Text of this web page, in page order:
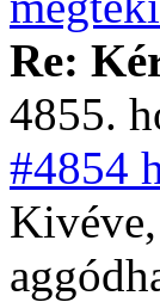
Re:
4855.
#4854